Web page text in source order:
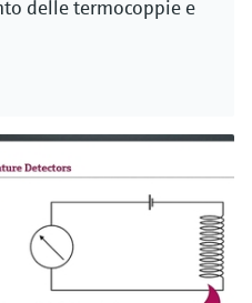
senza vetro
delle termocoppie e